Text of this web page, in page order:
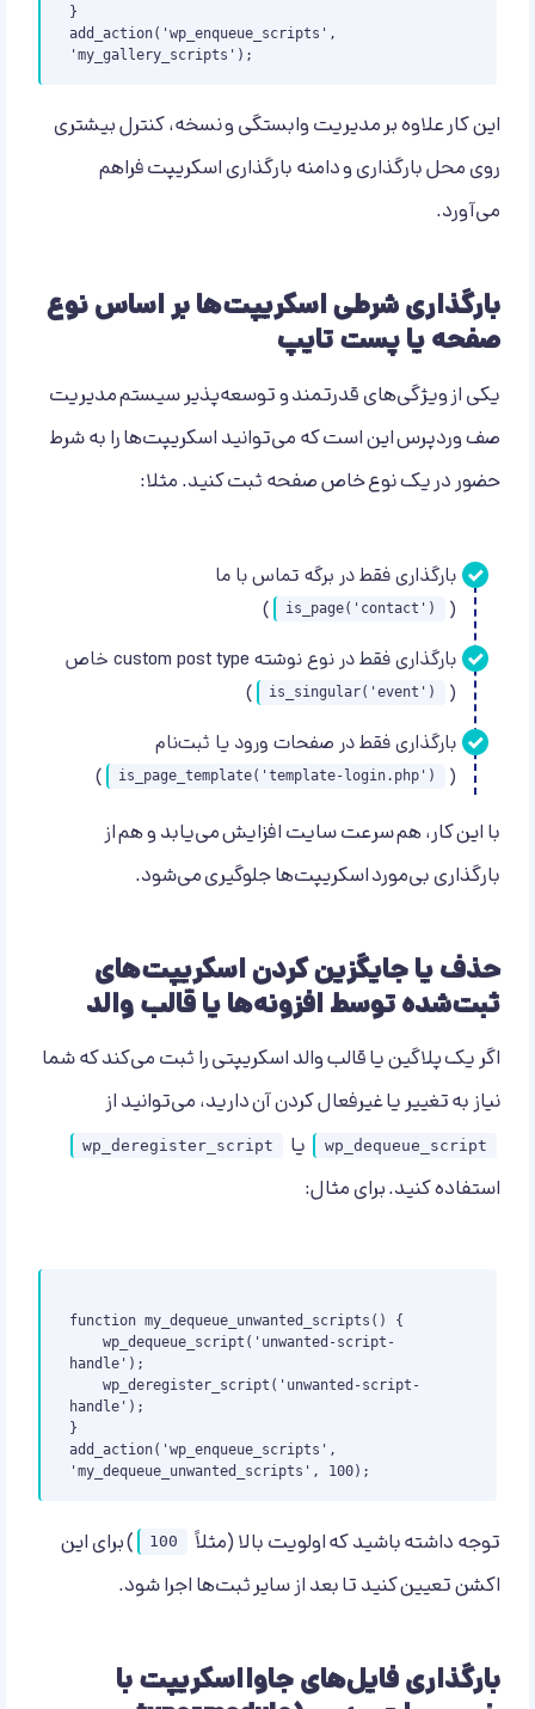
}
add_action('wp_enqueue_scripts',
این کار علاوه بر مدیریت وابستگی و نسخه، کنترل بیشتری
روی محل بارگذاری و دامنه بارگذاری اسکریپت فراهم
می‌آورد.
بارگذاری شرطی اسکریپت‌ها بر اساس نوع
صفحه یا پست تایپ
یکی از ویژگی‌های قدرتمند و توسعه‌پذیر سیستم مدیریت
صف وردپرس این است که می‌توانید اسکریپت‌ها را به شرط
حضور در یک نوع خاص صفحه ثبت کنید. مثلا:
بارگذاری فقط در برگه تماس با ما
(
is_page('contact')
)
بارگذاری فقط در نوع نوشته custom post type خاص
(
is_singular('event')
)
بارگذاری فقط در صفحات ورود یا ثبت‌نام
(
is_page_template('template-login.php')
)
با این کار، هم سرعت سایت افزایش می‌یابد و هم از
بارگذاری بی‌مورد اسکریپت‌ها جلوگیری می‌شود.
حذف یا جایگزین کردن اسکریپت‌های
ثبت‌شده توسط افزونه‌ها یا قالب والد
اگر یک پلاگین یا قالب والد اسکریپتی را ثبت می‌کند که شما
نیاز به تغییر یا غیرفعال کردن آن دارید، می‌توانید از
wp_dequeue_script یا wp_deregister_script
استفاده کنید. برای مثال:
function my_dequeue_unwanted_scripts() {
    wp_dequeue_script('unwanted-script-
handle');
    wp_deregister_script('unwanted-script-
handle');
}
add_action('wp_enqueue_scripts',
توجه داشته باشید که اولویت بالا (مثلاً 100
) برای این
اکشن تعیین کنید تا بعد از سایر ثبت‌ها اجرا شود.
بارگذاری فایل‌های جاوااسکریپت با